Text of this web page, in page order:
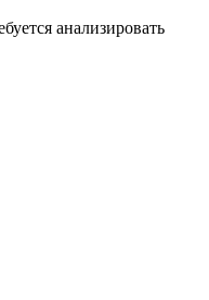
анализировать